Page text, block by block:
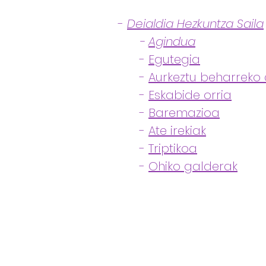
- Deialdia Hezkuntza Saila
-Agindua
- Egutegia
- Aurkeztu
- Eskabide orria
- Baremazioa
- Ate irekiak
- Triptikoa
- Ohiko galderak